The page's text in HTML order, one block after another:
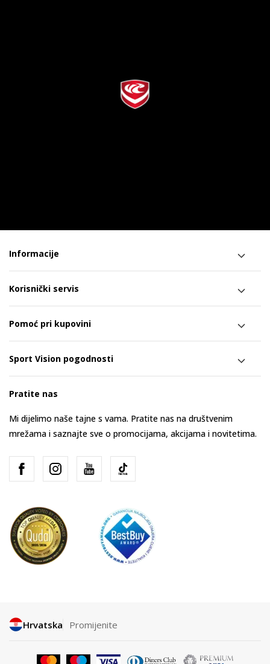
Informacije
Korisnički servis
Pomoć pri kupovini
Sport Vision pogodnosti
Pratite nas
Mi dijelimo naše tajne s vama. Pratite nas na društvenim
mrežama i saznajte sve o promocijama, akcijama i novitetima.
Hrvatska Promijenite